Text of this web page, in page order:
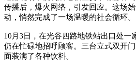
传播后，爆火网络，引发回应。这场
动，悄然完成了一场温暖的社会循环。
10月3日，在光谷四路地铁站出口处一
仍在忙碌地招呼顾客。三台立式双开
面装满了各种饮料。